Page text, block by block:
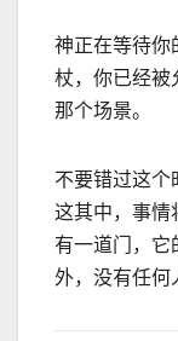
神正在等待你
杖，你已经被
那个场景。
不要错过这个
这其中，事情
有一道门，它
外，没有任何